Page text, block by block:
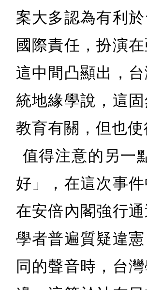
案大多認為有利
國際責任，扮演
這中間凸顯出，
統地緣學說，這
教育有關，但也
值得注意的另一
好」，在這次事
在安倍內閣強行
學者普遍質疑違
同的聲音時，台